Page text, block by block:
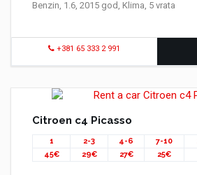
Benzin, 1.6, 2015 god, Klima, 5 vrata
+381 65 333 2 991
Citroen c4 Picasso
1 2-3 4-6 7-10
45€
29€ 27€ 25€